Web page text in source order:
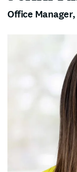
Office Manager,